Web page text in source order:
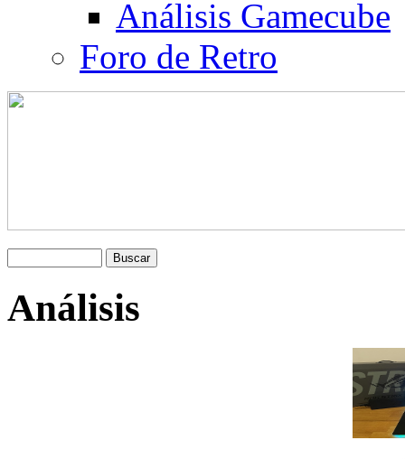
Análisis Gamecube
Foro de Retro
Análisis